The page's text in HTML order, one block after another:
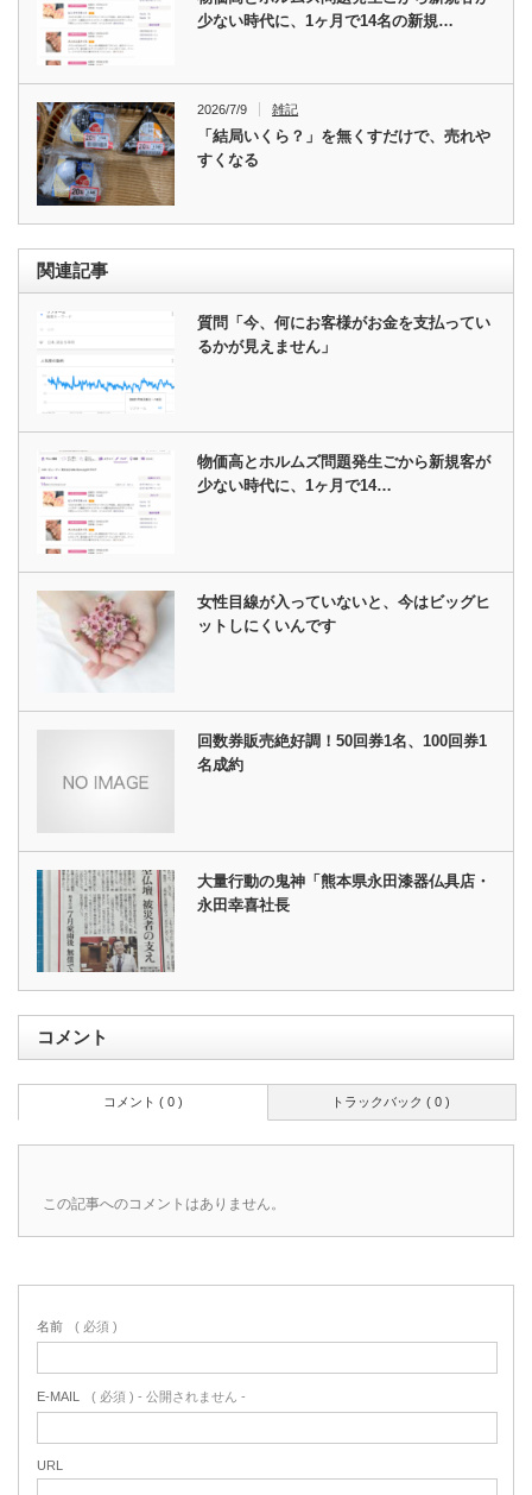
少ない時代に、1ヶ月で14名の新規…
2026/7/9 雑記
「結局いくら？」を無くすだけで、売れや
すくなる
関連記事
質問「今、何にお客様がお金を支払ってい
るかが見えません」
物価高とホルムズ問題発生ごから新規客が
少ない時代に、1ヶ月で14…
女性目線が入っていないと、今はビッグヒ
ットしにくいんです
回数券販売絶好調！50回券1名、100回券1
名成約
大量行動の鬼神「熊本県永田漆器仏具店・
永田幸喜社長
コメント
トラックバック ( 0 )
コメント ( 0 )
この記事へのコメントはありません。
名前 ( 必須 )
E-MAIL ( 必須 ) - 公開されません -
URL